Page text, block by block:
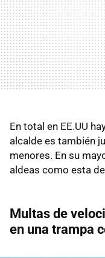
En total en EE.UU
alcalde es también
menores. En su
aldeas como esta
Multas de
en una trampa